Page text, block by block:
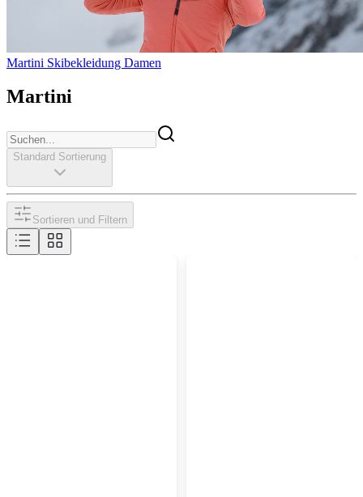
Martini Skibekleidung Damen
Martini
Standard Sortierung
Sortieren und Filtern